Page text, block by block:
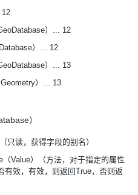
12
）... 12
）... 12
）... 13
）... 13
）
只读，获得字段的别名）
（Value）（方法，对于指定的属性
有效，有效，则返回True，否则返